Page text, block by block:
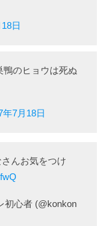
日
のヒョウは死ぬ
年7月18日
んお気をつけ
心者 (@konkon